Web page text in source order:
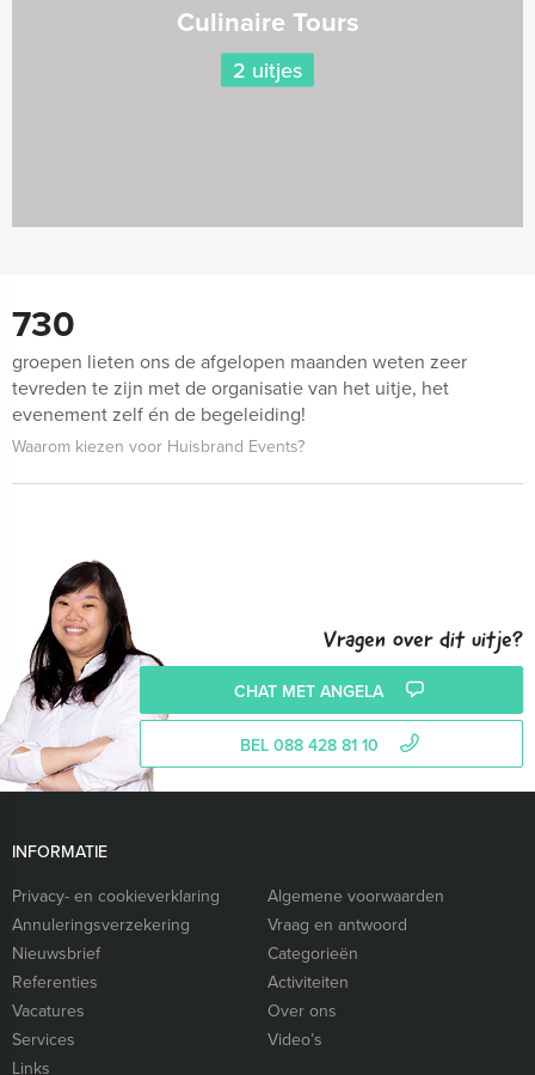
Culinaire Tours
2 uitjes
730
groepen lieten ons de afgelopen maanden weten zeer
tevreden te zijn met de organisatie van het uitje, het
evenement zelf én de begeleiding!
Waarom kiezen voor Huisbrand Events?
Vragen over dit uitje?
CHAT MET ANGELA
BEL 088 428 81 10
INFORMATIE
Privacy- en cookieverklaring
Algemene voorwaarden
Annuleringsverzekering
Vraag en antwoord
Nieuwsbrief
Categorieën
Referenties
Activiteiten
Vacatures
Over ons
Services
Video’s
Links